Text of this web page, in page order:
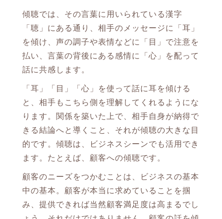
傾聴では、その言葉に用いられている漢字
「聴」にある通り、相手のメッセージに「耳」
を傾け、声の調子や表情などに「目」で注意を
払い、言葉の背後にある感情に「心」を配って
話に共感します。
「耳」「目」「心」を使って話に耳を傾ける
と、相手もこちら側を理解してくれるようにな
ります。関係を築いた上で、相手自身が納得で
きる結論へと導くこと、それが傾聴の大きな目
的です。傾聴は、ビジネスシーンでも活用でき
ます。たとえば、顧客への傾聴です。
顧客のニーズをつかむことは、ビジネスの基本
中の基本。顧客が本当に求めていることを掴
み、提供できれば当然顧客満足度は高まるでし